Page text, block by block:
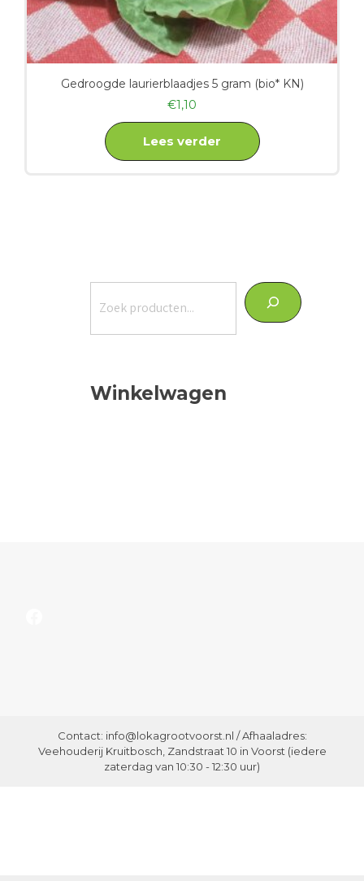
Gedroogde laurierblaadjes 5 gram (bio* KN)
€1,10
Lees verder
Winkelwagen
Contact: info@lokagrootvoorst.nl / Afhaaladres:
Veehouderij Kruitbosch, Zandstraat 10 in Voorst (iedere
zaterdag van 10:30 - 12:30 uur)